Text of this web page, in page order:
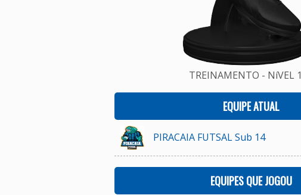
TREINAMENTO - NíVEL 1
EQUIPE ATUAL
PIRACAIA FUTSAL Sub 14
EQUIPES QUE JOGOU